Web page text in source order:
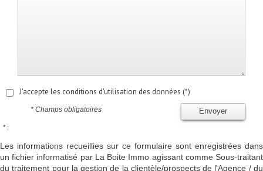
J'accepte les conditions d'utilisation des données (*)
Envoyer
* Champs obligatoires
* :
Les informations recueillies sur ce formulaire sont enregistrées dans
un fichier informatisé par La Boite Immo agissant comme Sous-traitant
du traitement pour la gestion de la clientèle/prospects de l'Agence / du